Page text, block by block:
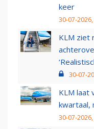
keer
30-07-
KLM ziet
30-07-
KLM laat
kwartaal,
30-07-